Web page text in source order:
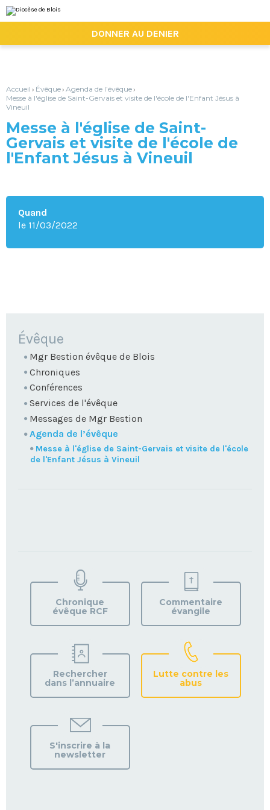
au
contenu.
la
personnels
DONNER AU DENIER
Accueil › Évêque› Agenda de l’évêque›
Messe à l'église de Saint-Gervais et visite de l'école de l'Enfant Jésus à
Vineuil
Messe à l'église de Saint-
Gervais et visite de l'école de
l'Enfant Jésus à Vineuil
Quand
le 11/03/2022
NAVIGATION
Évêque
Mgr Bestion évêque de Blois
Chroniques
Conférences
Services de l'évêque
Messages de Mgr Bestion
Agenda de l’évêque
Messe à l'église de Saint-Gervais et visite de l'école
de l'Enfant Jésus à Vineuil
VOTRE
PAROISSE
Chronique
évêque RCF
Commentaire
évangile
Rechercher
dans l’annuaire
Lutte contre les
abus
S'inscrire à la
newsletter